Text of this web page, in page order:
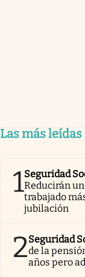
Las más
1Seguridad
Reducirán
trabajado
jubilación
2Seguridad
de la
años pero